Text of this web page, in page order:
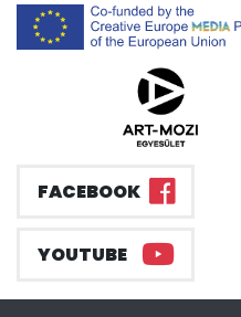
FACEBOOK
YOUTUBE